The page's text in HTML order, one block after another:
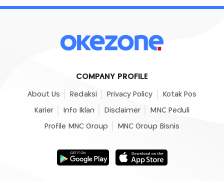
COMPANY PROFILE
About Us Redaksi Privacy Policy Kotak Pos
Karier Info Iklan Disclaimer MNC Peduli
Profile MNC Group MNC Group Bisnis